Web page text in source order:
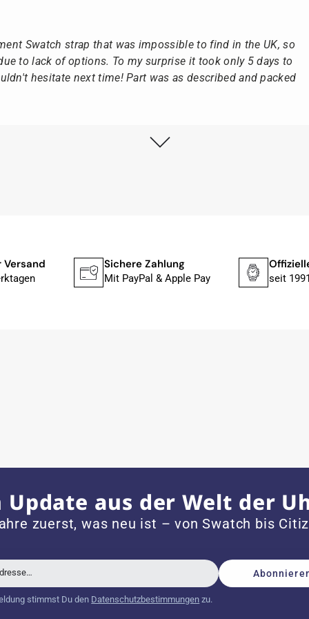
Swatch strap that was impossible to find in the UK, so
to lack of options. To my surprise it took only 5 days to
hesitate next time! Part was as described and packed
Arbeit und tollen Service extrem weiter empfehlen.
neuer Batterie und korrekt eingestellter Uhrzeit an,
Jahr 1996 ist
Uhr. Vielen Dank :-)
& Apple Pay
Offizieller Fachhändler
seit 1991
Update aus der Welt der
zuerst, was neu ist – von Swatch bis
stimmst Du den Datenschutzbestimmungen zu.